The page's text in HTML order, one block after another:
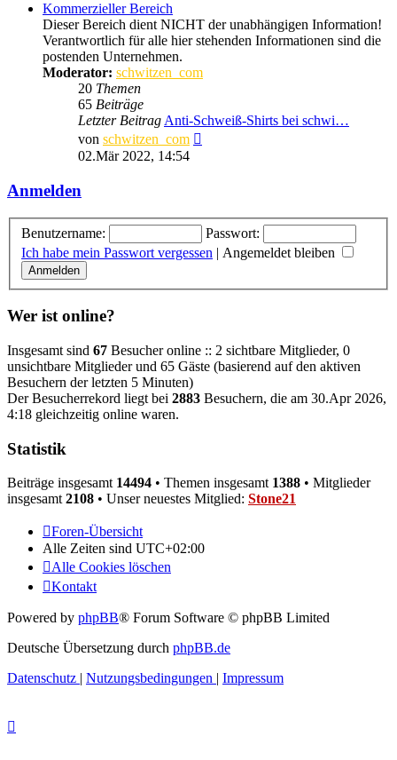
Kommerzieller Bereich
Dieser Bereich dient NICHT der unabhängigen Information!
Verantwortlich für alle hier stehenden Informationen sind die
postenden Unternehmen.
Moderator: schwitzen_com
20 Themen
65 Beiträge
Letzter BeitragAnti-Schweiß-Shirts bei schwi…
von schwitzen_com
02.Mär 2022, 14:54
Anmelden
Benutzername:
Passwort:
Ich habe mein Passwort vergessen | Angemeldet bleiben
Wer ist online?
Insgesamt sind 67 Besucher online :: 2 sichtbare Mitglieder, 0
unsichtbare Mitglieder und 65 Gäste (basierend auf den aktiven
Besuchern der letzten 5 Minuten)
Der Besucherrekord liegt bei 2883 Besuchern, die am 30.Apr 2026,
4:18 gleichzeitig online waren.
Statistik
Beiträge insgesamt 14494 • Themen insgesamt 1388 • Mitglieder
insgesamt 2108 • Unser neuestes Mitglied: Stone21
Foren-Übersicht
Alle Zeiten sind UTC+02:00
Alle Cookies löschen
Kontakt
Powered by phpBB® Forum Software © phpBB Limited
Deutsche Übersetzung durch phpBB.de
Datenschutz | Nutzungsbedingungen | Impressum